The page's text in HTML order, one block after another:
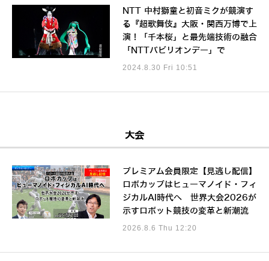
NTT 中村獅童と初音ミクが競演す
る『超歌舞伎』大阪・関西万博で上
演！「千本桜」と最先端技術の融合
「NTTパビリオンデー」で
2024.8.30 Fri 10:51
大会
プレミアム会員限定【見逃し配信】
ロボカップはヒューマノイド・フィ
ジカルAI時代へ 世界大会2026が
示すロボット競技の変革と新潮流
2026.8.6 Thu 12:20